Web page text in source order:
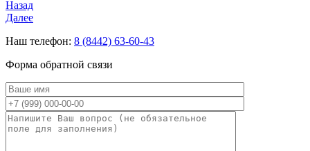
Назад
Далее
Наш телефон: 8 (8442) 63-60-43
Форма обратной связи